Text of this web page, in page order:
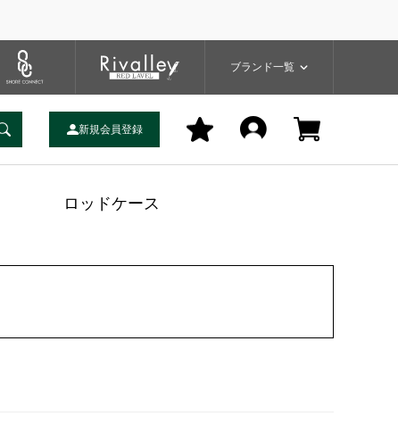
ブランド一覧
新規会員登録
ロッドケース